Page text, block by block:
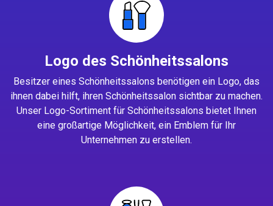
Logo des Schönheitssalons
Besitzer eines Schönheitssalons benötigen ein Logo, das
ihnen dabei hilft, ihren Schönheitssalon sichtbar zu machen.
Unser Logo-Sortiment für Schönheitssalons bietet Ihnen
eine großartige Möglichkeit, ein Emblem für Ihr
Unternehmen zu erstellen.